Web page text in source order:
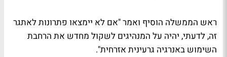
ראש הממשלה הוסיף ואמר "אם לא יימצאו פתרונות לאתגר
זה, לדעתי, יהיה על המנהיגים לשקול מחדש את הרחבת
השימוש באנרגיה גרעינית אזרחית".